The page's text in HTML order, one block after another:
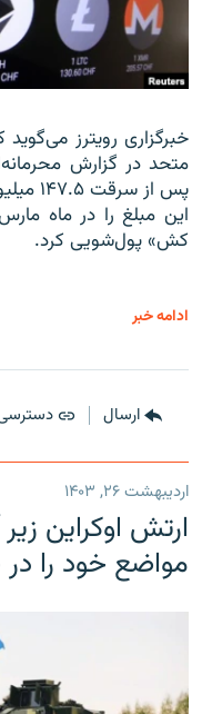
خبرگزاری رویترز
متحد در گزارش
پس از
این مبلغ را در ماه
کش» پول‌شویی کرد.
ادامه خبر
ارسال
اردیبهشت ۲۶, ۱۴۰۳
ارتش اوکراین
مواضع خود را در